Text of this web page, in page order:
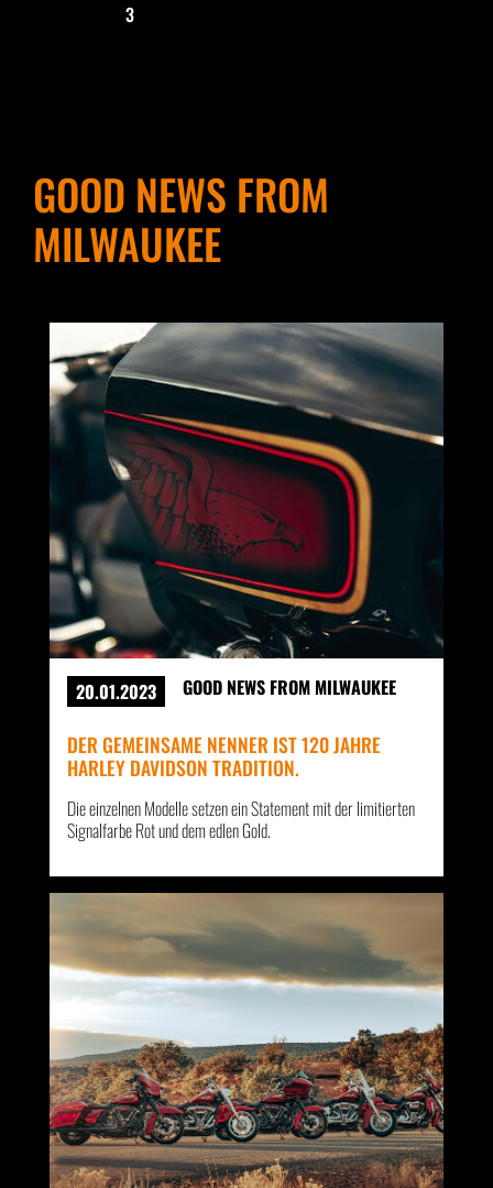
3
GOOD NEWS FROM
MILWAUKEE
20.01.2023 GOOD NEWS FROM MILWAUKEE
DER GEMEINSAME NENNER IST 120 JAHRE
HARLEY DAVIDSON TRADITION.
Die einzelnen Modelle setzen ein Statement mit der limitierten
Signalfarbe Rot und dem edlen Gold.